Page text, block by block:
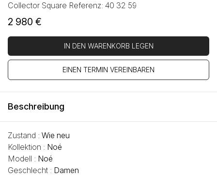
Collector Square Referenz: 40 32 59
2 980 €
IN DEN WARENKORB LEGEN
EINEN TERMIN VEREINBAREN
Beschreibung
Zustand : Wie neu
Kollektion : Noé
Modell : Noé
Geschlecht : Damen